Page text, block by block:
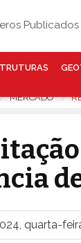
Publicados
MERCADO
quarta-